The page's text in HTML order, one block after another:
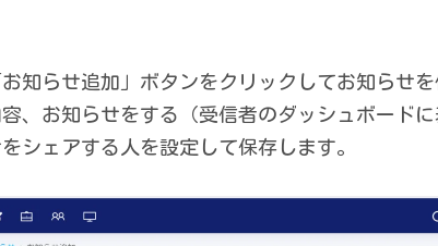
知らせ追加」ボタンをクリックしてお知らせを
、お知らせをする（受信者のダッシュボード
シェアする人を設定して保存します。